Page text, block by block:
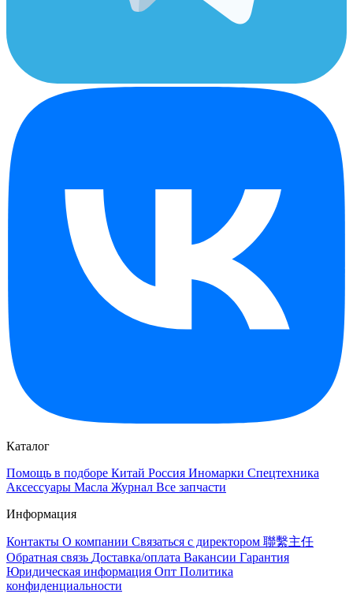
Каталог
Помощь в подборе Китай Россия Иномарки Спецтехника
Аксессуары Масла Журнал Все запчасти
Информация
Контакты О компании Связаться с директором 聯繫主任
Обратная связь Доставка/оплата Вакансии Гарантия
Юридическая информация Опт Политика
конфиденциальности